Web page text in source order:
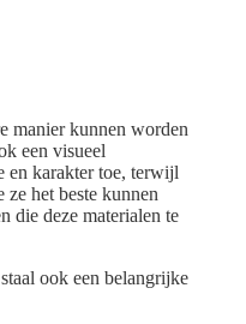
manier kunnen worden
een visueel
en karakter toe, terwijl
het beste kunnen
die deze materialen te
ook een belangrijke